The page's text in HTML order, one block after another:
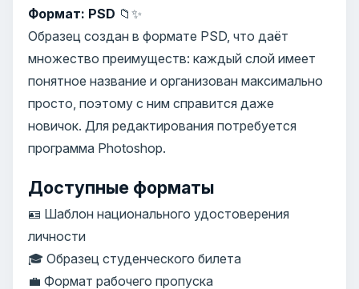
Формат: PSD 📁✨
Образец создан в формате PSD, что даёт
множество преимуществ: каждый слой имеет
понятное название и организован максимально
просто, поэтому с ним справится даже
новичок. Для редактирования потребуется
программа Photoshop.
Доступные форматы
🪪 Шаблон национального удостоверения
личности
🎓 Образец студенческого билета
💼 Формат рабочего пропуска